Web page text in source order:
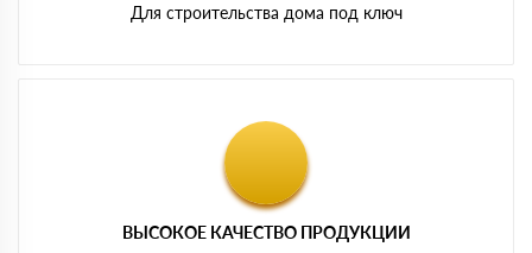
Для строительства дома под ключ
ВЫСОКОЕ КАЧЕСТВО ПРОДУКЦИИ